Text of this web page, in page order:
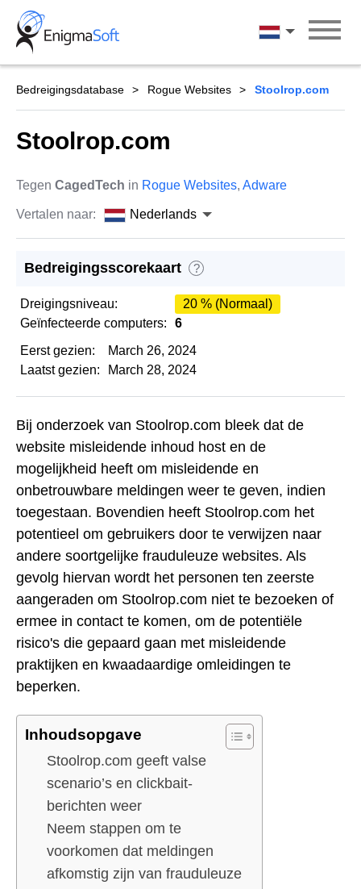
Skip
content
Nederlands
Bedreigingsdatabase Rogue Websites Stoolrop.com
Stoolrop.com
Tegen CagedTech in Rogue Websites, Adware
Vertalen naar: Nederlands
Bedreigingsscorekaart ?
Dreigingsniveau:
20 % (Normaal)
Geïnfecteerde computers:
6
Eerst gezien:
March 26, 2024
Laatst gezien:
March 28, 2024
Bij onderzoek van Stoolrop.com bleek dat de
website misleidende inhoud host en de
mogelijkheid heeft om misleidende en
onbetrouwbare meldingen weer te geven, indien
toegestaan. Bovendien heeft Stoolrop.com het
potentieel om gebruikers door te verwijzen naar
andere soortgelijke frauduleuze websites. Als
gevolg hiervan wordt het personen ten zeerste
aangeraden om Stoolrop.com niet te bezoeken of
ermee in contact te komen, om de potentiële
risico's die gepaard gaan met misleidende
praktijken en kwaadaardige omleidingen te
beperken.
Inhoudsopgave
Stoolrop.com geeft valse
scenario’s en clickbait-
berichten weer
Neem stappen om te
voorkomen dat meldingen
afkomstig zijn van frauduleuze